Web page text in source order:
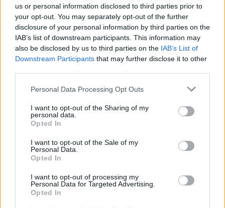
us or personal information disclosed to third parties prior to
your opt-out. You may separately opt-out of the further
disclosure of your personal information by third parties on the
IAB’s list of downstream participants. This information may
also be disclosed by us to third parties on the IAB’s List of
Downstream Participants that may further disclose it to other
Please note that this website/app uses one or more Google
not limited to your visit or usage behaviour. You may click to
grant or deny consent to Google and its third-party tags to
use your data for below specified purposes in below Google
consent section.
Personal Data Processing Opt Outs
I want to opt-out of the Sharing of my
personal data.
Opted In
I want to opt-out of the Sale of my
Personal Data.
Opted In
I want to opt-out of processing my
Personal Data for Targeted Advertising.
Opted In